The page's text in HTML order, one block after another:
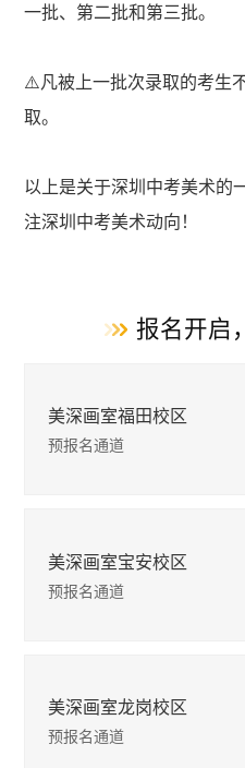
一批、第二批和第三批。
⚠️凡被上一批次录取的考生
取。
以上是关于深圳中考美术的
注深圳中考美术动向！
报名开启
美深画室福田校区
预报名通道
美深画室宝安校区
预报名通道
美深画室龙岗校区
预报名通道